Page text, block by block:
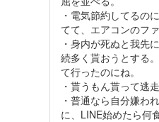
・電気節約してるの
てて、エアコンのフ
・身内が死ぬと我先
続多く貰おうとする
て行ったのにね。
・貰うもん貰って逃
・普通なら自分嫌わ
に、LINE始めたら何